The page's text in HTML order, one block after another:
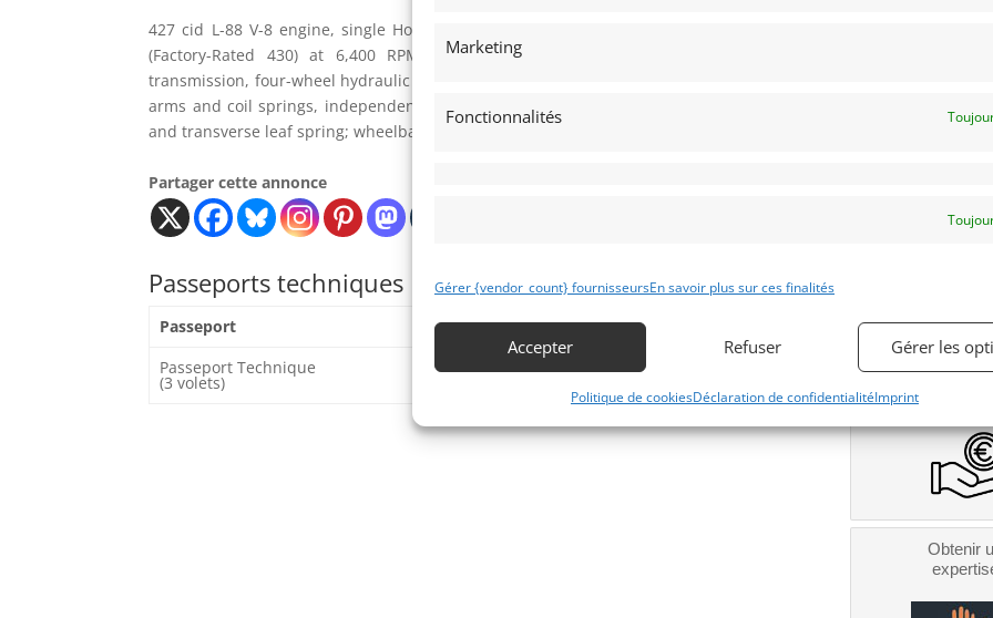
Marketing
Fonctionnalités
Gérer {vendor_count} fournisseursEn savoir plus sur ces finalités
Accepter Refuser Gérer les
Politique de cookiesDéclaration de confidentialitéImprint
427 cid L-88 V-8 engine, single Holley 850 CFM four-barrel carburetor, 560 HP (Est.)
(Factory-Rated 430) at 6,400 RPM, Muncie M-22 close-ratio four-speed manual
transmission, four-wheel hydraulic disc brakes, independent front suspension with A-
arms and coil springs, independent rear suspension with lateral struts, radius rods,
and transverse leaf spring; wheelbase: 98”
Partager cette annonce
Passeports techniques
Passeport ASN Numéro
Passeport Technique
(3 volets)
Contacter
Obtenir
Bientôt
Obtenir